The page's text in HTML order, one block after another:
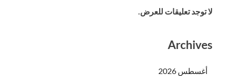
لا توجد تعليقات للعرض.
Archives
أغسطس 2026